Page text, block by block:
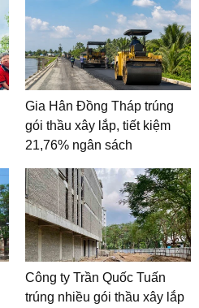
Gia Hân Đồng Tháp trúng
gói thầu xây lắp, tiết kiệm
21,76% ngân sách
Công ty Trần Quốc Tuấn
trúng nhiều gói thầu xây lắp